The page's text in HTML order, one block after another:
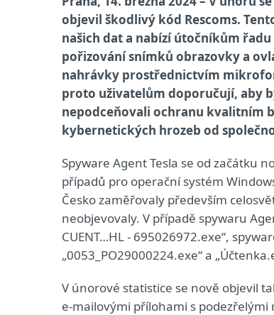
objevil škodlivý kód Rescoms.
našich dat a nabízí útočníkům
pořizování snímků obrazovky a
nahrávky prostřednictvím
proto uživatelům doporučují, aby
nepodceňovali ochranu kvalitním
kybernetických hrozeb od
Spyware Agent Tesla se od začátku
případů pro operační systém
Česko zaměřovaly především
neobjevovaly. V případě spywaru
CUENT…HL - 695026972.exe“,
„0053_PO29000224.exe“ a
V únorové statistice se nově objevil
e‑mailovými přílohami s podezřelými